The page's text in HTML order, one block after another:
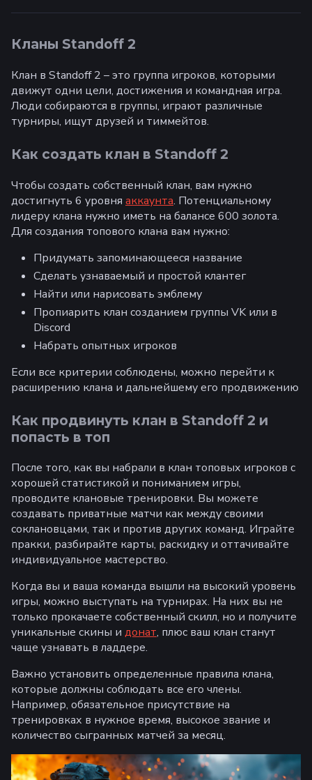
Кланы Standoff 2
Клан в Standoff 2 – это группа игроков, которыми
движут одни цели, достижения и командная игра.
Люди собираются в группы, играют различные
турниры, ищут друзей и тиммейтов.
Как создать клан в Standoff 2
Чтобы создать собственный клан, вам нужно
достигнуть 6 уровня аккаунта. Потенциальному
лидеру клана нужно иметь на балансе 600 золота.
Для создания топового клана вам нужно:
Придумать запоминающееся название
Сделать узнаваемый и простой клантег
Найти или нарисовать эмблему
Пропиарить клан созданием группы VK или в
Discord
Набрать опытных игроков
Если все критерии соблюдены, можно перейти к
расширению клана и дальнейшему его продвижению
Как продвинуть клан в Standoff 2 и
попасть в топ
После того, как вы набрали в клан топовых игроков с
хорошей статистикой и пониманием игры,
проводите клановые тренировки. Вы можете
создавать приватные матчи как между своими
соклановцами, так и против других команд. Играйте
пракки, разбирайте карты, раскидку и оттачивайте
индивидуальное мастерство.
Когда вы и ваша команда вышли на высокий уровень
игры, можно выступать на турнирах. На них вы не
только прокачаете собственный скилл, но и получите
уникальные скины и донат, плюс ваш клан станут
чаще узнавать в ладдере.
Важно установить определенные правила клана,
которые должны соблюдать все его члены.
Например, обязательное присутствие на
тренировках в нужное время, высокое звание и
количество сыгранных матчей за месяц.